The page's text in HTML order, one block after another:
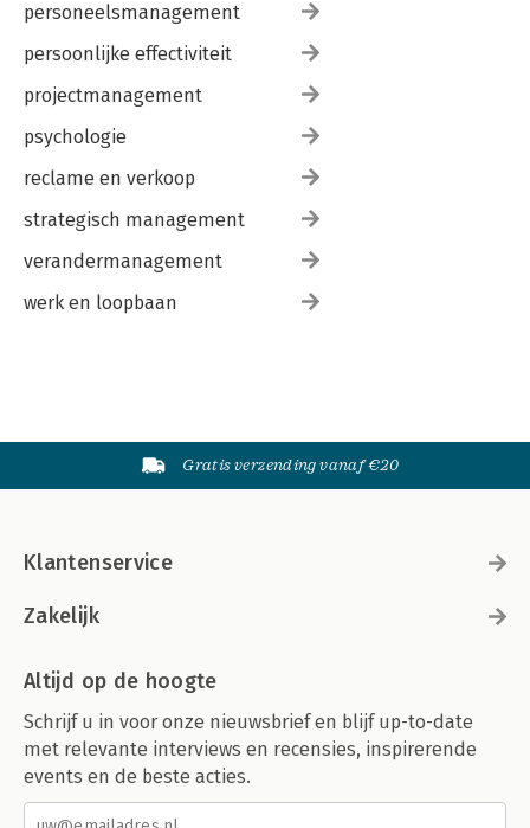
personeelsmanagement
persoonlijke effectiviteit
projectmanagement
psychologie
reclame en verkoop
strategisch management
verandermanagement
werk en loopbaan
Gratis verzending vanaf €20
Klantenservice
Zakelijk
Altijd op de hoogte
Schrijf u in voor onze nieuwsbrief en blijf up-to-date
met relevante interviews en recensies, inspirerende
events en de beste acties.